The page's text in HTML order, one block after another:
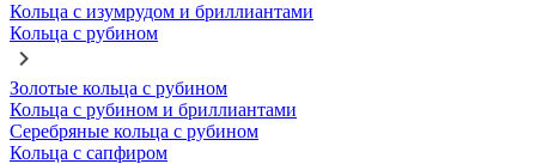
Кольца с изумрудом и бриллиантами
Кольца с рубином
Золотые кольца с рубином
Кольца с рубином и бриллиантами
Серебряные кольца с рубином
Кольца с сапфиром